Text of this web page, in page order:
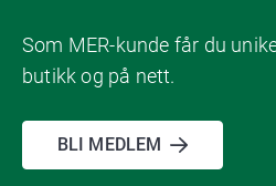
Som MER-kunde får du
butikk og på nett.
BLI MEDLEM